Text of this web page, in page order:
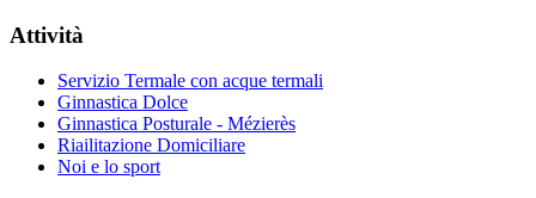
Attività
Servizio Termale con acque termali
Ginnastica Dolce
Ginnastica Posturale - Mézierès
Riailitazione Domiciliare
Noi e lo sport